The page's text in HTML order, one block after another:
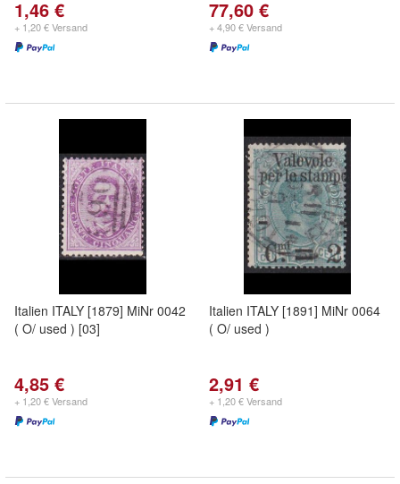
1,46 €
+ 1,20 € Versand
77,60 €
+ 4,90 € Versand
Italien ITALY [1879] MiNr 0042
( O/ used ) [03]
4,85 €
+ 1,20 € Versand
Italien ITALY [1891] MiNr 0064
( O/ used )
2,91 €
+ 1,20 € Versand